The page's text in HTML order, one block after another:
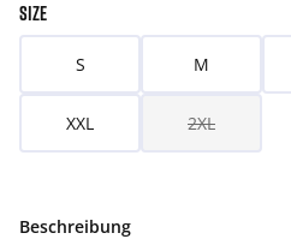
SIZE
S M
XXL 2XL
Beschreibung